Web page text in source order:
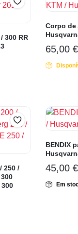
300 RR
Corpo de
65,00 €
250 /
BENDIX
45,00 €
Em